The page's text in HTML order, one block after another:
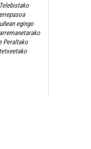
egingo
Peraltako